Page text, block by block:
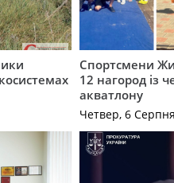
Спортсмени
12 нагород із
акватлону
Четвер, 6